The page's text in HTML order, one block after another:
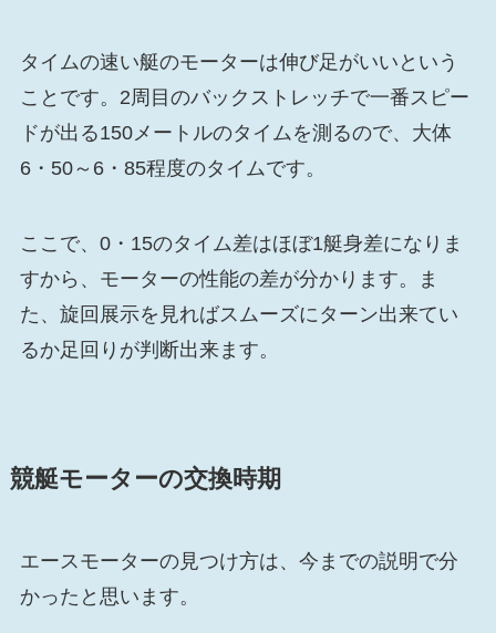
タイムの速い艇のモーターは伸び足がいいという
ことです。2周目のバックストレッチで一番スピー
ドが出る150メートルのタイムを測るので、大体
6・50～6・85程度のタイムです。
ここで、0・15のタイム差はほぼ1艇身差になりま
すから、モーターの性能の差が分かります。ま
た、旋回展示を見ればスムーズにターン出来てい
るか足回りが判断出来ます。
競艇モーターの交換時期
エースモーターの見つけ方は、今までの説明で分
かったと思います。